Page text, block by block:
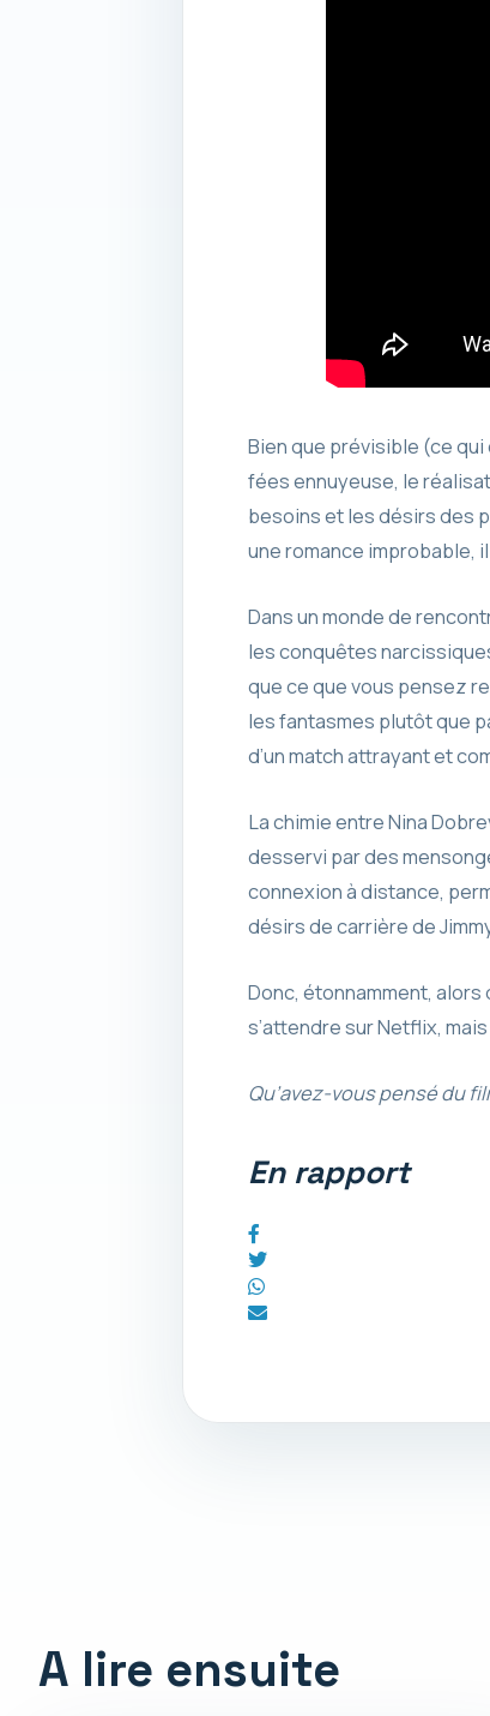
Bien que prévisible (ce qui
fées ennuyeuse, le
besoins et les désirs des
une romance improbable,
Dans un monde de
les conquêtes
que ce que vous pensez
les fantasmes plutôt que
d’un match attrayant et
La chimie entre Nina
desservi par des
connexion à distance,
désirs de carrière de
Donc, étonnamment,
s’attendre sur Netflix,
Qu’avez-vous pensé du
En rapport
A lire ensuite